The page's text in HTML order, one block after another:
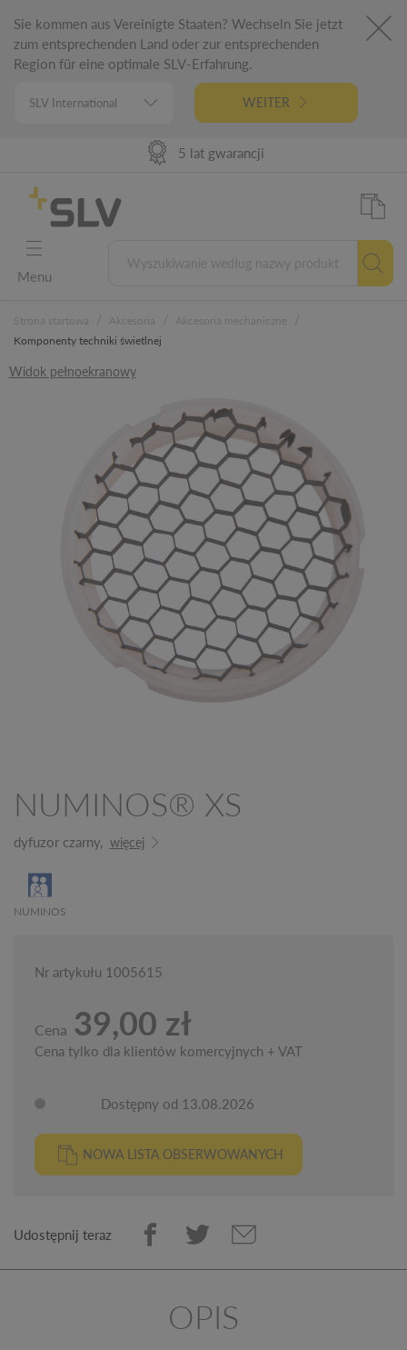
Sie kommen aus Vereinigte Staaten? Wechseln Sie jetzt
zum entsprechenden Land oder zur entsprechenden
Region für eine optimale SLV-Erfahrung.
WEITER
98% Dostępności towarów
Dostawa 24h DE | 48h EU
5 lat gwarancji
Niemiecka inżynieria
Menu
Komponenty techniki świetlnej
Widok pełnoekranowy
NUMINOS® XS
dyfuzor czarny, więcej
NUMINOS
Nr artykułu 1005615
Cena 39,00 zł
Cena tylko dla klientów komercyjnych + VAT
Dostępny od 13.08.2026
NOWA LISTA OBSERWOWANYCH
Udostępnij teraz
OPIS